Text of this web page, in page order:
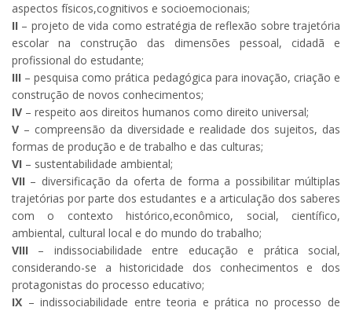
aspectos físicos,cognitivos e socioemocionais;
II – projeto de vida como estratégia de reflexão sobre trajetória
escolar na construção das dimensões pessoal, cidadã e
profissional do estudante;
III – pesquisa como prática pedagógica para inovação, criação e
construção de novos conhecimentos;
IV – respeito aos direitos humanos como direito universal;
V – compreensão da diversidade e realidade dos sujeitos, das
formas de produção e de trabalho e das culturas;
VI – sustentabilidade ambiental;
VII – diversificação da oferta de forma a possibilitar múltiplas
trajetórias por parte dos estudantes e a articulação dos saberes
com o contexto histórico,econômico, social, científico,
ambiental, cultural local e do mundo do trabalho;
VIII – indissociabilidade entre educação e prática social,
considerando-se a historicidade dos conhecimentos e dos
protagonistas do processo educativo;
IX – indissociabilidade entre teoria e prática no processo de